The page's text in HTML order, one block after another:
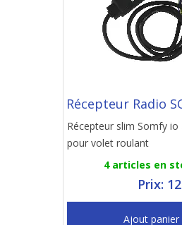
Récepteur Radio
Récepteur slim Somfy io
pour volet roulant
4 articles en
Prix:
Ajout panier